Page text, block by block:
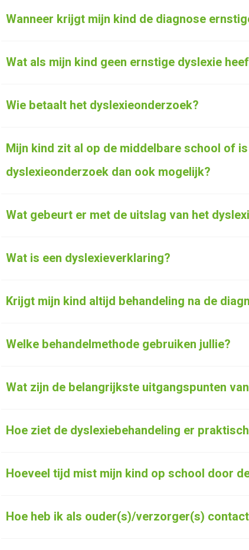
Wanneer krijgt mijn kind de diagnose
Wat als mijn kind geen ernstige dyslexie
Wie betaalt het dyslexieonderzoek?
Mijn kind zit al op de middelbare school of
dyslexieonderzoek dan ook mogelijk?
Wat gebeurt er met de uitslag van het
Wat is een dyslexieverklaring?
Krijgt mijn kind altijd behandeling na de
Welke behandelmethode gebruiken jullie?
Wat zijn de belangrijkste uitgangspunten
Hoe ziet de dyslexiebehandeling er
Hoeveel tijd mist mijn kind op school door
Hoe heb ik als ouder(s)/verzorger(s)